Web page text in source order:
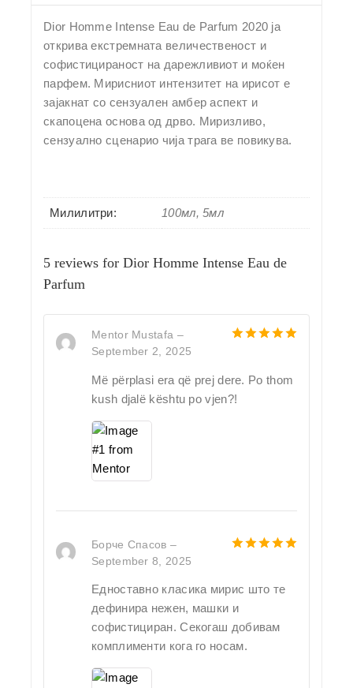
Dior Homme Intense Eau de Parfum 2020 ја
открива екстремната величественост и
софистицираност на дарежливиот и моќен
парфем. Мирисниот интензитет на ирисот е
зајакнат со сензуален амбер аспект и
скапоцена основа од дрво. Миризливо,
сензуално сценарио чија трага ве повикува.
Милилитри: 100мл, 5мл
5 reviews for Dior Homme Intense Eau de
Parfum
Mentor Mustafa –
September 2, 2025
Më përplasi era që prej dere. Po thom
kush djalë kështu po vjen?!
Борче Спасов –
September 8, 2025
Едноставно класика мирис што те
дефинира нежен, машки и
софистициран. Секогаш добивам
комплименти кога го носам.